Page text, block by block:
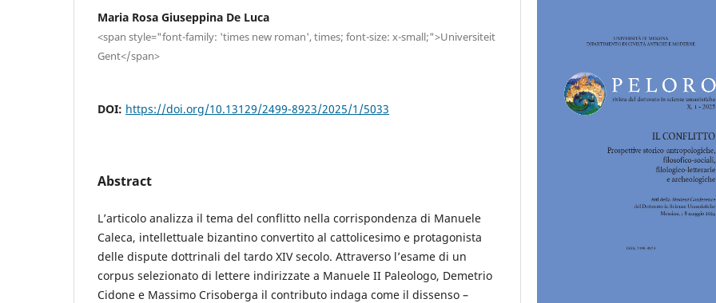
Maria Rosa Giuseppina De Luca
<span style="font-family: 'times new roman', times; font-size: x-small;">Universiteit
Gent</span>
DOI: https://doi.org/10.13129/2499-8923/2025/1/5033
Abstract
L’articolo analizza il tema del conflitto nella corrispondenza di Manuele
Caleca, intellettuale bizantino convertito al cattolicesimo e protagonista
delle dispute dottrinali del tardo XIV secolo. Attraverso l’esame di un
corpus selezionato di lettere indirizzate a Manuele II Paleologo, Demetrio
Cidone e Massimo Crisoberga il contributo indaga come il dissenso –